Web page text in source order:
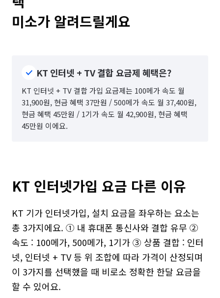
미소가 알려드릴게요
KT 인터넷 + TV 결합 요금제 혜택은?
KT 인터넷 + TV 결합 가입 요금제는 100메가 속도 월
31,900원, 현금 혜택 37만원 / 500메가 속도 월 37,400원,
현금 혜택 45만원 / 1기가 속도 월 42,900원, 현금 혜택
45만원 이에요.
KT 인터넷가입 요금 다른 이유
KT 기가 인터넷가입, 설치 요금을 좌우하는 요소는
총 3가지에요. ① 내 휴대폰 통신사와 결합 유무 ②
속도 : 100메가, 500메가, 1기가 ③ 상품 결합 : 인터
넷, 인터넷 + TV 등 위 조합에 따라 가격이 산정되며
이 3가지를 선택했을 때 비로소 정확한 한달 요금을
할 수 있어요.